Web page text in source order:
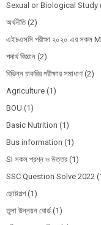
Sexual or Biological Study
অর্থনীতি (2)
এইচএসসি পরীক্ষা ২০২০ এর সকল
পদার্থ বিজ্ঞান (2)
বিভিন্ন চাকরির পরীক্ষার সমাধাণ (2)
Agriculture (1)
BOU (1)
Basic Nutrition (1)
Bus information (1)
SI সকল প্রশ্ন ও উত্তর (1)
SSC Question Solve 2022
ছোট্টগল্প (1)
তুলা উন্নয়ন বোর্ড (1)